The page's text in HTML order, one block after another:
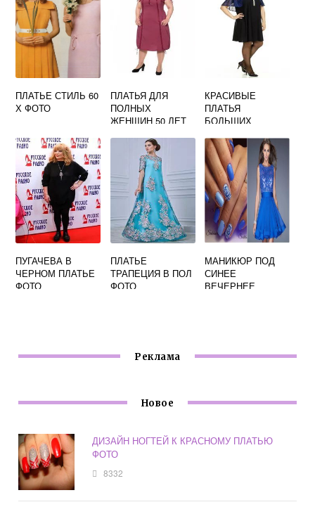
ПЛАТЬЕ СТИЛЬ 60
Х ФОТО
ПЛАТЬЯ ДЛЯ
ПОЛНЫХ
ЖЕНЩИН 50 ЛЕТ
КРАСИВЫЕ
ПЛАТЬЯ
БОЛЬШИХ
ПУГАЧЕВА В
ЧЕРНОМ ПЛАТЬЕ
ФОТО
ПЛАТЬЕ
ТРАПЕЦИЯ В ПОЛ
ФОТО
МАНИКЮР ПОД
СИНЕЕ
ВЕЧЕРНЕЕ
Реклама
Новое
ДИЗАЙН НОГТЕЙ К КРАСНОМУ ПЛАТЬЮ
ФОТО
8332